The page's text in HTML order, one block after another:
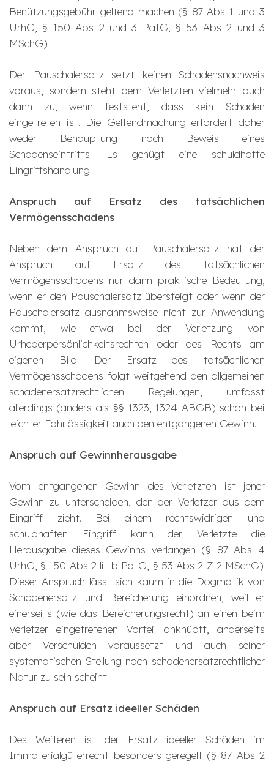
Benützungsgebühr geltend machen (§ 87 Abs 1 und 3
UrhG, § 150 Abs 2 und 3 PatG, § 53 Abs 2 und 3
MSchG).
Der Pauschalersatz setzt keinen Schadensnachweis
voraus, sondern steht dem Verletzten vielmehr auch
dann zu, wenn feststeht, dass kein Schaden
eingetreten ist. Die Geltendmachung erfordert daher
weder Behauptung noch Beweis eines
Schadenseintritts. Es genügt eine schuldhafte
Eingriffshandlung.
Anspruch auf Ersatz des tatsächlichen
Vermögensschadens
Neben dem Anspruch auf Pauschalersatz hat der
Anspruch auf Ersatz des tatsächlichen
Vermögensschadens nur dann praktische Bedeutung,
wenn er den Pauschalersatz übersteigt oder wenn der
Pauschalersatz ausnahmsweise nicht zur Anwendung
kommt, wie etwa bei der Verletzung von
Urheberpersönlichkeitsrechten oder des Rechts am
eigenen Bild. Der Ersatz des tatsächlichen
Vermögensschadens folgt weitgehend den allgemeinen
schadenersatzrechtlichen Regelungen, umfasst
allerdings (anders als §§ 1323, 1324 ABGB) schon bei
leichter Fahrlässigkeit auch den entgangenen Gewinn.
Anspruch auf Gewinnherausgabe
Vom entgangenen Gewinn des Verletzten ist jener
Gewinn zu unterscheiden, den der Verletzer aus dem
Eingriff zieht. Bei einem rechtswidrigen und
schuldhaften Eingriff kann der Verletzte die
Herausgabe dieses Gewinns verlangen (§ 87 Abs 4
UrhG, § 150 Abs 2 lit b PatG, § 53 Abs 2 Z 2 MSchG).
Dieser Anspruch lässt sich kaum in die Dogmatik von
Schadenersatz und Bereicherung einordnen, weil er
einerseits (wie das Bereicherungsrecht) an einen beim
Verletzer eingetretenen Vorteil anknüpft, anderseits
aber Verschulden voraussetzt und auch seiner
systematischen Stellung nach schadenersatzrechtlicher
Natur zu sein scheint.
Anspruch auf Ersatz ideeller Schäden
Des Weiteren ist der Ersatz ideeller Schäden im
Immaterialgüterrecht besonders geregelt (§ 87 Abs 2